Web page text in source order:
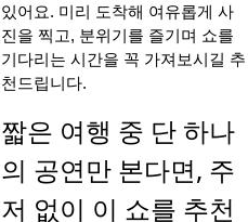
있어요. 미리 도착해 여유롭게 사
진을 찍고, 분위기를 즐기며 쇼를
기다리는 시간을 꼭 가져보시길 추
천드립니다.
짧은 여행 중 단 하나
의 공연만 본다면, 주
저 없이 이 쇼를 추천